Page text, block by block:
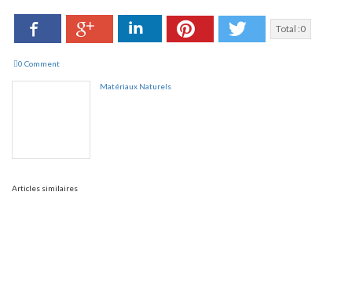
Facebook Google+ LinkedIn Pinterest Twitter
Total :0
0 Comment
Matériaux Naturels
Articles similaires